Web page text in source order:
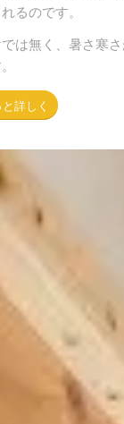
るのです。
は無く、暑さ寒
詳しく